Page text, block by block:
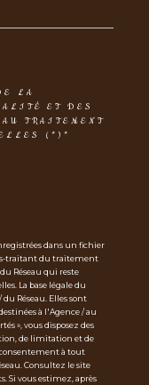
LA
ET DES
TRAITEMENT
(*)*
dans un fichier
traitant du traitement
Réseau qui reste
La base légale du
Réseau. Elles sont
à l'Agence / au
», vous disposez des
de limitation et de
à tout
Consultez le site
Si vous estimez, après